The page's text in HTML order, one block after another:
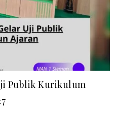
Publik Kurikulum